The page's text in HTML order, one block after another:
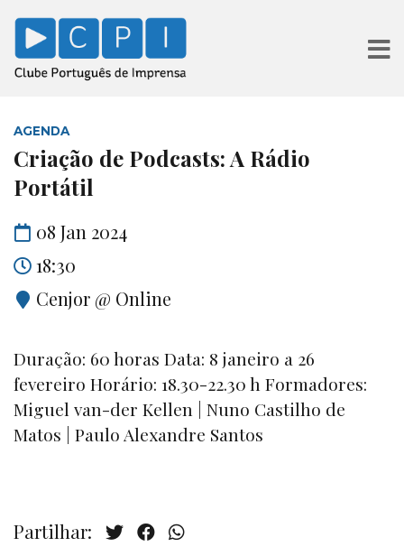
AGENDA
Criação de Podcasts: A Rádio
Portátil
08 Jan 2024
18:30
Cenjor @ Online
Duração: 60 horas Data: 8 janeiro a 26
fevereiro Horário: 18.30-22.30 h Formadores:
Miguel van-der Kellen | Nuno Castilho de
Matos | Paulo Alexandre Santos
Partilhar: